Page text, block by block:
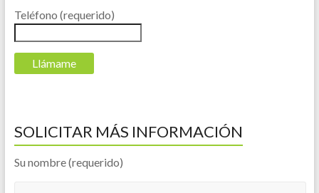
Teléfono (requerido)
SOLICITAR MÁS INFORMACIÓN
Su nombre (requerido)